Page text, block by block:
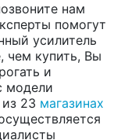
нам
помогут
усилитель
чем купить, Вы
и
модели
23 магазинах